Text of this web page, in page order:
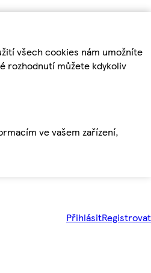
všech cookies nám umožníte
rozhodnutí můžete kdykoliv
ve vašem zařízení,
PřihlásitRegistrovat